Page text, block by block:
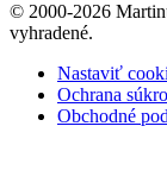
© 2000-2026
vyhradené.
Nastaviť
Ochrana
Obchodné